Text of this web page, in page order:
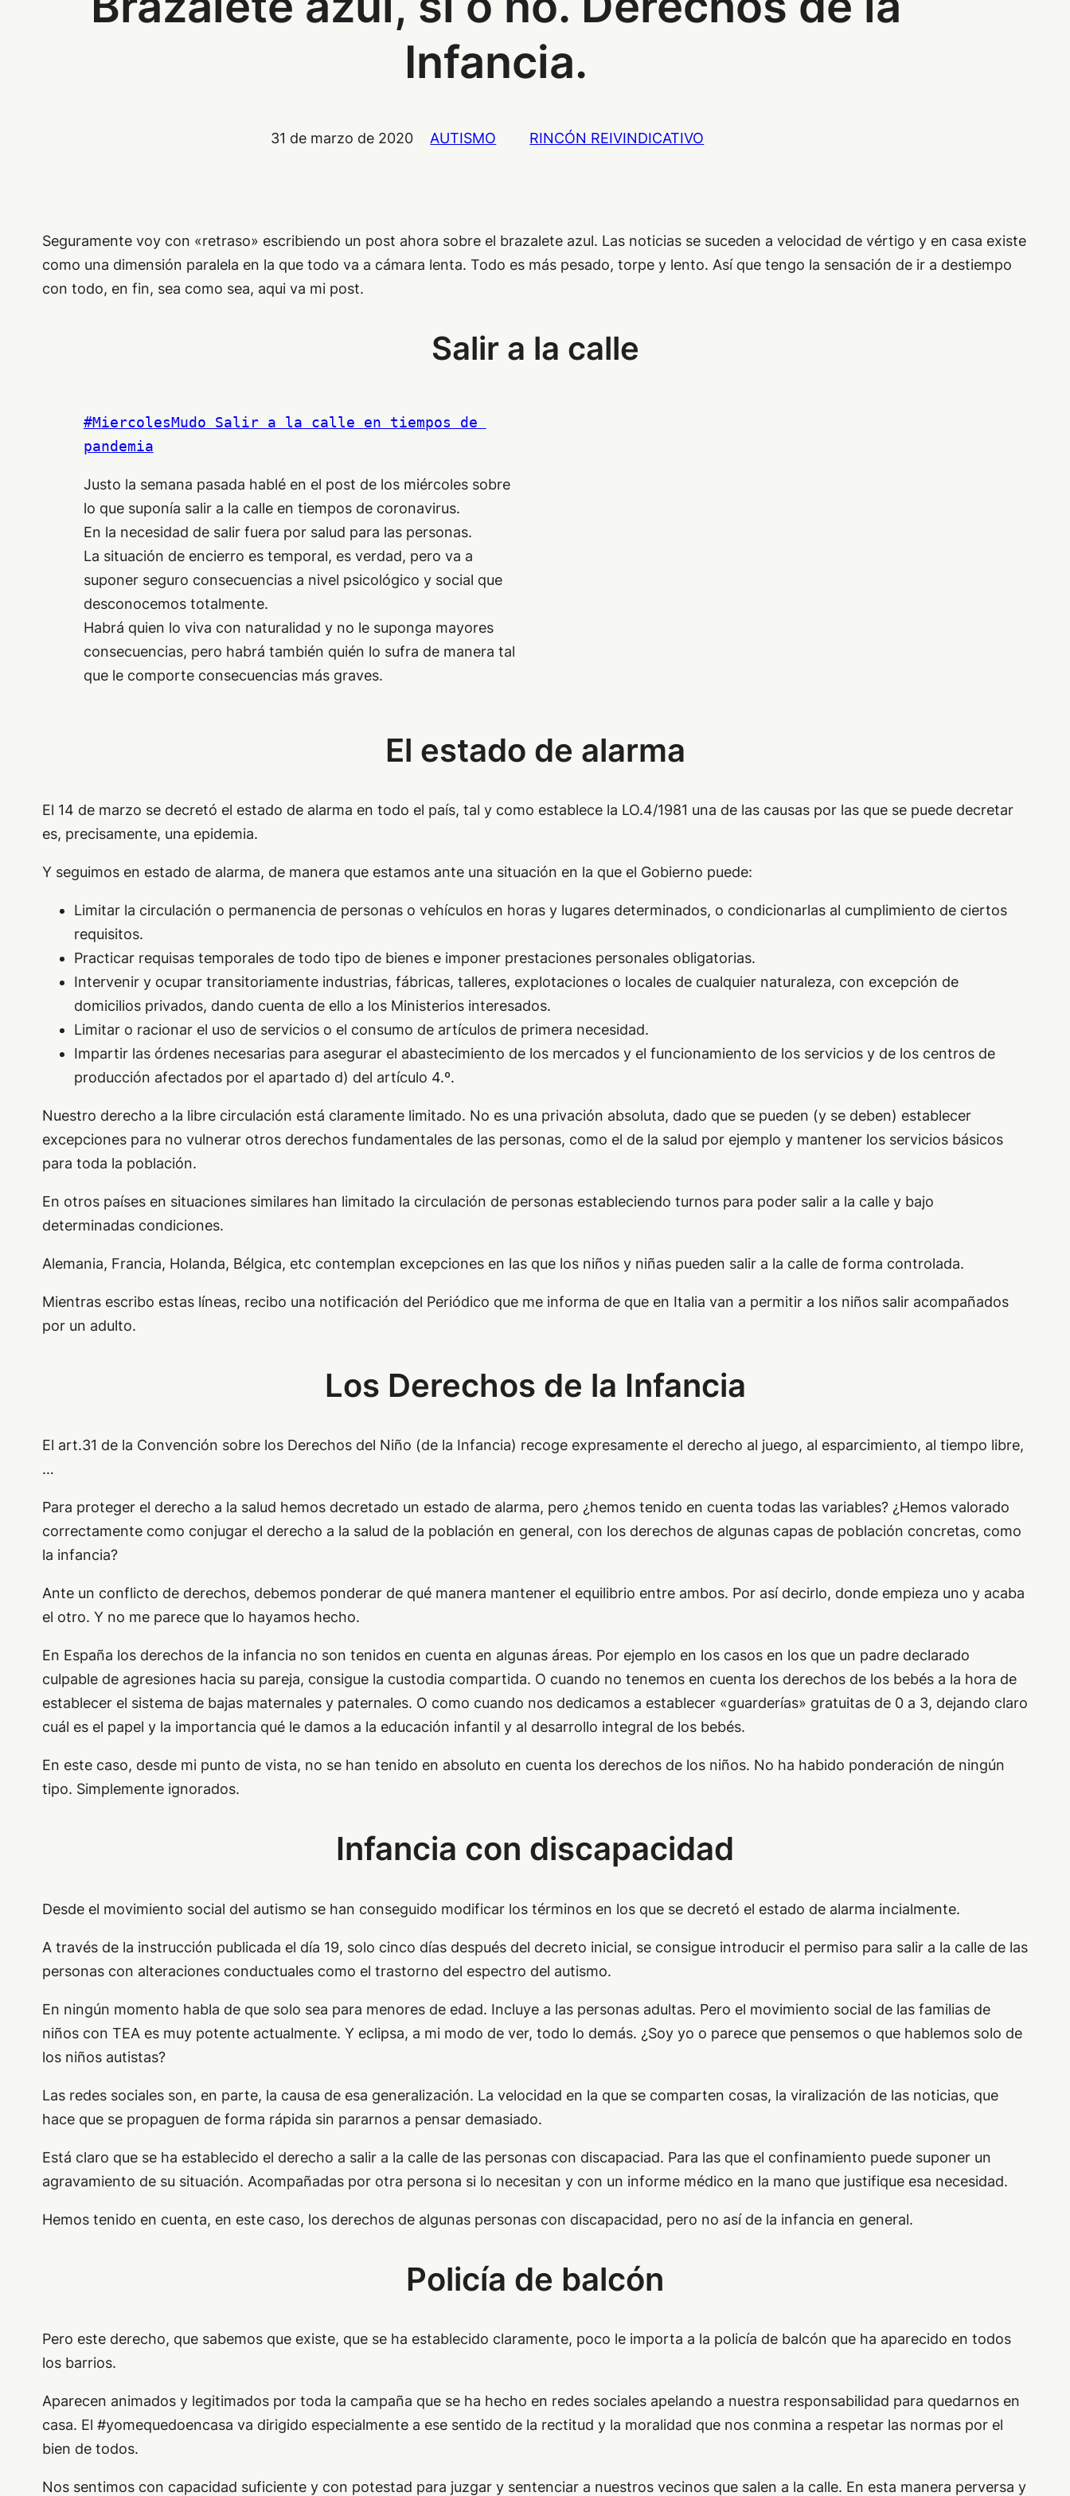
Infancia.
31 de marzo de 2020 AUTISMO RINCÓN REIVINDICATIVO
Seguramente voy con «retraso» escribiendo un post ahora sobre el brazalete azul. Las noticias se suceden a velocidad de vértigo y en casa existe
como una dimensión paralela en la que todo va a cámara lenta. Todo es más pesado, torpe y lento. Así que tengo la sensación de ir a destiempo
con todo, en fin, sea como sea, aqui va mi post.
Salir a la calle
#MiercolesMudo Salir a la calle en tiempos de
pandemia
Justo la semana pasada hablé en el post de los miércoles sobre
lo que suponía salir a la calle en tiempos de coronavirus.
En la necesidad de salir fuera por salud para las personas.
La situación de encierro es temporal, es verdad, pero va a
suponer seguro consecuencias a nivel psicológico y social que
desconocemos totalmente.
Habrá quien lo viva con naturalidad y no le suponga mayores
consecuencias, pero habrá también quién lo sufra de manera tal
que le comporte consecuencias más graves.
El estado de alarma
El 14 de marzo se decretó el estado de alarma en todo el país, tal y como establece la LO.4/1981 una de las causas por las que se puede decretar
es, precisamente, una epidemia.
Y seguimos en estado de alarma, de manera que estamos ante una situación en la que el Gobierno puede:
Limitar la circulación o permanencia de personas o vehículos en horas y lugares determinados, o condicionarlas al cumplimiento de ciertos
requisitos.
Practicar requisas temporales de todo tipo de bienes e imponer prestaciones personales obligatorias.
Intervenir y ocupar transitoriamente industrias, fábricas, talleres, explotaciones o locales de cualquier naturaleza, con excepción de
domicilios privados, dando cuenta de ello a los Ministerios interesados.
Limitar o racionar el uso de servicios o el consumo de artículos de primera necesidad.
Impartir las órdenes necesarias para asegurar el abastecimiento de los mercados y el funcionamiento de los servicios y de los centros de
producción afectados por el apartado d) del artículo 4.º.
Nuestro derecho a la libre circulación está claramente limitado. No es una privación absoluta, dado que se pueden (y se deben) establecer
excepciones para no vulnerar otros derechos fundamentales de las personas, como el de la salud por ejemplo y mantener los servicios básicos
para toda la población.
En otros países en situaciones similares han limitado la circulación de personas estableciendo turnos para poder salir a la calle y bajo
determinadas condiciones.
Alemania, Francia, Holanda, Bélgica, etc contemplan excepciones en las que los niños y niñas pueden salir a la calle de forma controlada.
Mientras escribo estas líneas, recibo una notificación del Periódico que me informa de que en Italia van a permitir a los niños salir acompañados
por un adulto.
Los Derechos de la Infancia
El art.31 de la Convención sobre los Derechos del Niño (de la Infancia) recoge expresamente el derecho al juego, al esparcimiento, al tiempo libre,
…
Para proteger el derecho a la salud hemos decretado un estado de alarma, pero ¿hemos tenido en cuenta todas las variables? ¿Hemos valorado
correctamente como conjugar el derecho a la salud de la población en general, con los derechos de algunas capas de población concretas, como
la infancia?
Ante un conflicto de derechos, debemos ponderar de qué manera mantener el equilibrio entre ambos. Por así decirlo, donde empieza uno y acaba
el otro. Y no me parece que lo hayamos hecho.
En España los derechos de la infancia no son tenidos en cuenta en algunas áreas. Por ejemplo en los casos en los que un padre declarado
culpable de agresiones hacia su pareja, consigue la custodia compartida. O cuando no tenemos en cuenta los derechos de los bebés a la hora de
establecer el sistema de bajas maternales y paternales. O como cuando nos dedicamos a establecer «guarderías» gratuitas de 0 a 3, dejando claro
cuál es el papel y la importancia qué le damos a la educación infantil y al desarrollo integral de los bebés.
En este caso, desde mi punto de vista, no se han tenido en absoluto en cuenta los derechos de los niños. No ha habido ponderación de ningún
tipo. Simplemente ignorados.
Infancia con discapacidad
Desde el movimiento social del autismo se han conseguido modificar los términos en los que se decretó el estado de alarma incialmente.
A través de la instrucción publicada el día 19, solo cinco días después del decreto inicial, se consigue introducir el permiso para salir a la calle de las
personas con alteraciones conductuales como el trastorno del espectro del autismo.
En ningún momento habla de que solo sea para menores de edad. Incluye a las personas adultas. Pero el movimiento social de las familias de
niños con TEA es muy potente actualmente. Y eclipsa, a mi modo de ver, todo lo demás. ¿Soy yo o parece que pensemos o que hablemos solo de
los niños autistas?
Las redes sociales son, en parte, la causa de esa generalización. La velocidad en la que se comparten cosas, la viralización de las noticias, que
hace que se propaguen de forma rápida sin pararnos a pensar demasiado.
Está claro que se ha establecido el derecho a salir a la calle de las personas con discapaciad. Para las que el confinamiento puede suponer un
agravamiento de su situación. Acompañadas por otra persona si lo necesitan y con un informe médico en la mano que justifique esa necesidad.
Hemos tenido en cuenta, en este caso, los derechos de algunas personas con discapacidad, pero no así de la infancia en general.
Policía de balcón
Pero este derecho, que sabemos que existe, que se ha establecido claramente, poco le importa a la policía de balcón que ha aparecido en todos
los barrios.
Aparecen animados y legitimados por toda la campaña que se ha hecho en redes sociales apelando a nuestra responsabilidad para quedarnos en
casa. El #yomequedoencasa va dirigido especialmente a ese sentido de la rectitud y la moralidad que nos conmina a respetar las normas por el
bien de todos.
Nos sentimos con capacidad suficiente y con potestad para juzgar y sentenciar a nuestros vecinos que salen a la calle. En esta manera perversa y